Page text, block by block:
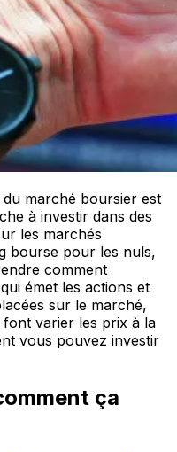
marché boursier est
à investir dans des
les marchés
bourse pour les nuls,
comment
émet les actions et
sur le marché,
font varier les prix à la
vous pouvez investir
ça